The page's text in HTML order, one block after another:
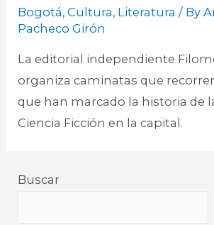
Bogotá,Cultura, Literatura / By
Pacheco Girón
La editorial independiente
organiza caminatas que
que han marcado la historia de
Ciencia Ficción en la capital.
Buscar